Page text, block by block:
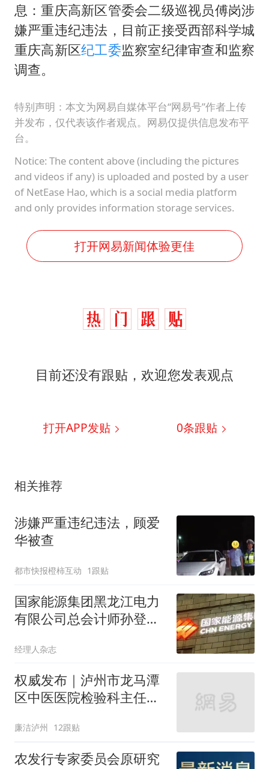
息：重庆高新区管委会二级巡视员傅岗涉
嫌严重违纪违法，目前正接受西部科学城
重庆高新区纪工委监察室纪律审查和监察
调查。
特别声明：本文为网易自媒体平台“网易号”作者上传
并发布，仅代表该作者观点。网易仅提供信息发布平
台。
Notice: The content above (including the pictures
and videos if any) is uploaded and posted by a user
of NetEase Hao, which is a social media platform
and only provides information storage services.
打开网易新闻体验更佳
目前还没有跟贴，欢迎您发表观点
打开APP发贴 0条跟贴
相关推荐
涉嫌严重违纪违法，顾爱
华被查
都市快报橙柿互动 1跟贴
国家能源集团黑龙江电力
有限公司总会计师孙登伟
经理人杂志
权威发布｜泸州市龙马潭
区中医医院检验科主任卢
查和监察调查
廉洁泸州 12跟贴
农发行专家委员会原研究